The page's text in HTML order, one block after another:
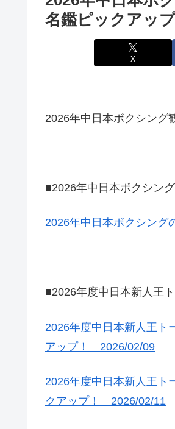
名鑑ピックアップ
X
2026年中日本ボクシン
■2026年中日本ボクシン
2026年中日本ボクシン
■2026年度中日本新人王
2026年度中日本新人王
アップ！ 2026/02/09
2026年度中日本新人王
クアップ！ 2026/02/11